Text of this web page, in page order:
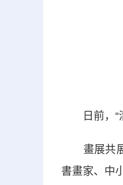
日前，“清
畫展共展
書畫家、中